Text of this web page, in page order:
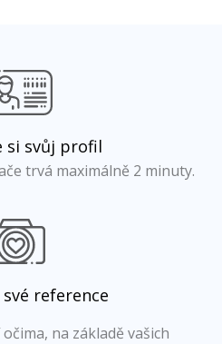
si svůj profil
trvá maximálně 2 minuty.
reference
na základě vašich